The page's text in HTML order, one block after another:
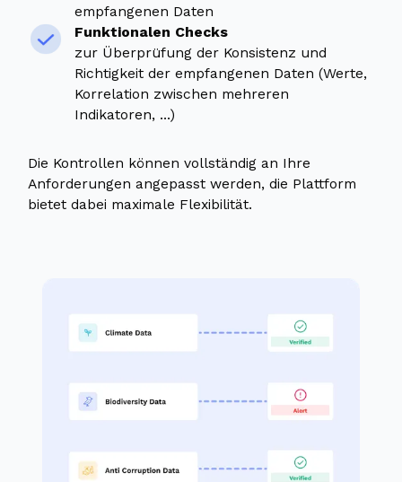
empfangenen Daten
Funktionalen Checks
zur Überprüfung der Konsistenz und
Richtigkeit der empfangenen Daten (Werte,
Korrelation zwischen mehreren
Indikatoren, ...)
Die Kontrollen können vollständig an Ihre
Anforderungen angepasst werden, die Plattform
bietet dabei maximale Flexibilität.